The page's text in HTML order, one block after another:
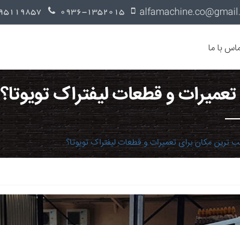
با ما
و قطعات لیفتراک تویوتا؟
ترین مکان برای تعمیرات و قطعات لیفتراک تویوتا؟